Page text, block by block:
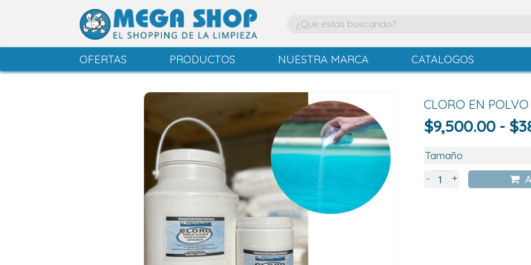
OFERTAS PRODUCTOS NUESTRA MARCA CATALOGOS
CLORO EN
$9,500.00 - $
- +